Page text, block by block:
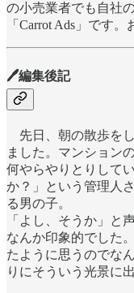
の小売業者でも自社
「Carrot Ads」です。
🖊編集後記
先日、朝の散歩を
ました。マンション
何やらやりとりして
か？」という管理人
る男の子。
「よし、そうか」と
なんか印象的でした
たように思うのでな
りにそういう光景に